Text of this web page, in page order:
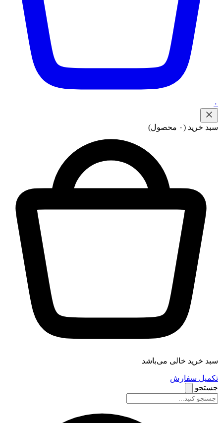
۰
سبد خرید (۰ محصول)
سبد خرید خالی می‌باشد
تکمیل سفارش
جستجو